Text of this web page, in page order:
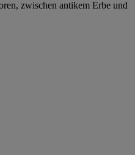
zwischen antikem Erbe und